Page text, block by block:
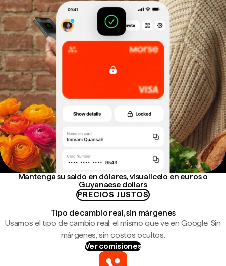
Mantenga su saldo en dólares, visualícelo en euros o
Guyanaese dollars
PRECIOS JUSTOS
Tipo de cambio real, sin márgenes
Usamos el tipo de cambio real, el mismo que ve en Google. Sin
márgenes, sin costos ocultos.
Ver comisiones